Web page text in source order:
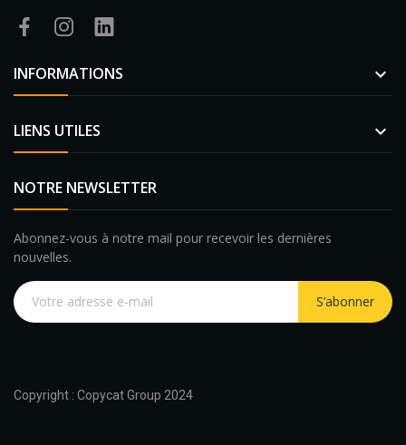
INFORMATIONS 
LIENS UTILES 
NOTRE NEWSLETTER
Abonnez-vous à notre mail pour recevoir les dernières
nouvelles.
S’abonner
Copyright : Copycat Group 2024